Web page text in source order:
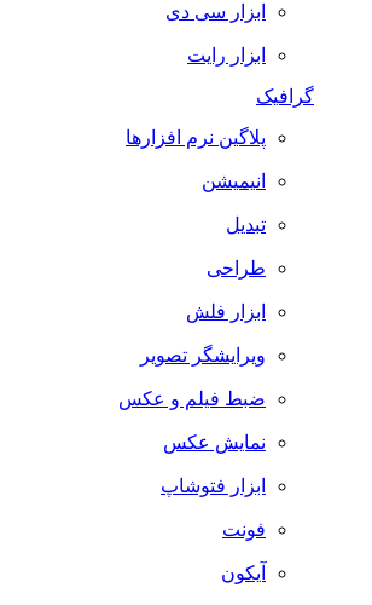
ابزار سی دی
ابزار رایت
گرافیک
پلاگین نرم افزارها
انیمیشن
تبدیل
طراحی
ابزار فلش
ویرایشگر تصویر
ضبط فيلم و عكس
نمایش عکس
ابزار فتوشاپ
فونت
آیکون